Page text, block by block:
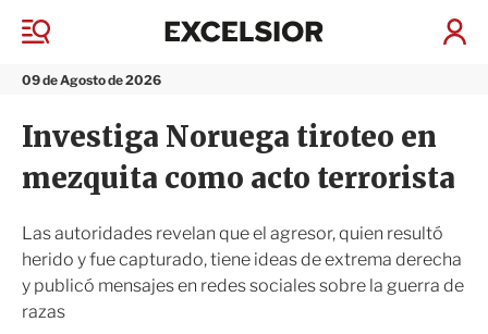
M
n
09 de Agosto de 2026
I
S
ó
n
x
i
o
r
Investiga Noruega tiroteo en
mezquita como acto terrorista
Las autoridades revelan que el agresor, quien resultó
herido y fue capturado, tiene ideas de extrema derecha
y publicó mensajes en redes sociales sobre la guerra de
razas